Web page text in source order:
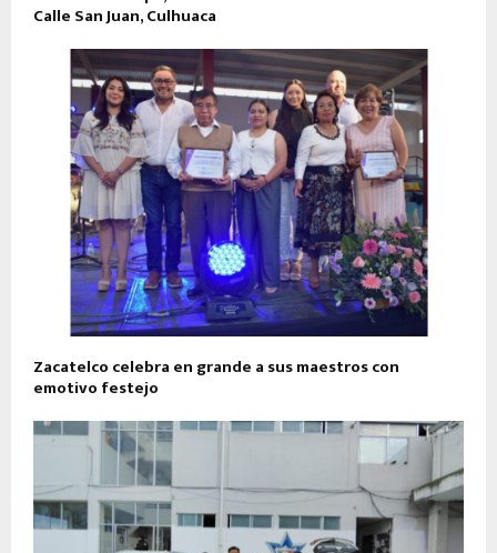
Calle San Juan, Culhuaca
Zacatelco celebra en grande a sus maestros con
emotivo festejo